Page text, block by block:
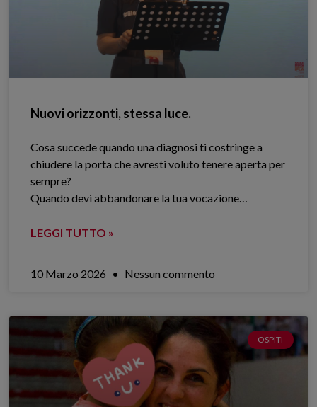
Nuovi orizzonti, stessa luce.
Cosa succede quando una diagnosi ti costringe a
chiudere la porta che avresti voluto tenere aperta per
sempre?
Quando devi abbandonare la tua vocazione…
LEGGI TUTTO »
10 Marzo 2026 Nessun commento
OSPITI